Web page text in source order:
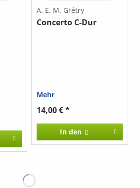
A. E. M. Grétry
Concerto C-Dur
Mehr
14,00 € *
In den